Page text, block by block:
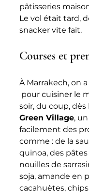
pâtisseries
Le vol était tard,
snacker vite fait.
Courses et
À Marrakech, on
pour cuisiner le
soir, du coup, dès
Green Village,
facilement des
comme : de la
quinoa, des
nouilles de
soja, amande en
cacahuètes,